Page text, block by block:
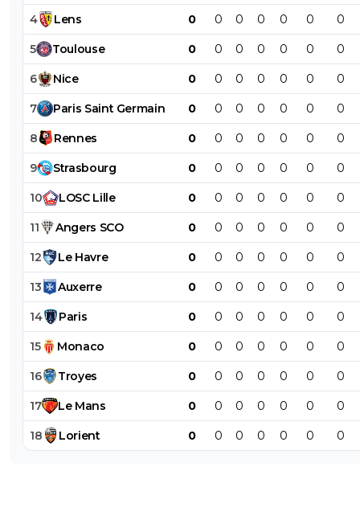
4 Lens 0 0 0 0 0 0 0
5 Toulouse 0 0 0 0 0 0 0
6 Nice 0 0 0 0 0 0 0
7 Paris Saint Germain 0 0 0 0 0 0 0
8 Rennes 0 0 0 0 0 0 0
9 Strasbourg 0 0 0 0 0 0 0
10 LOSC Lille 0 0 0 0 0 0 0
11 Angers SCO 0 0 0 0 0 0 0
12 Le Havre 0 0 0 0 0 0 0
13 Auxerre 0 0 0 0 0 0 0
14 Paris 0 0 0 0 0 0 0
15 Monaco 0 0 0 0 0 0 0
16 Troyes 0 0 0 0 0 0 0
17 Le Mans 0 0 0 0 0 0 0
18 Lorient 0 0 0 0 0 0 0